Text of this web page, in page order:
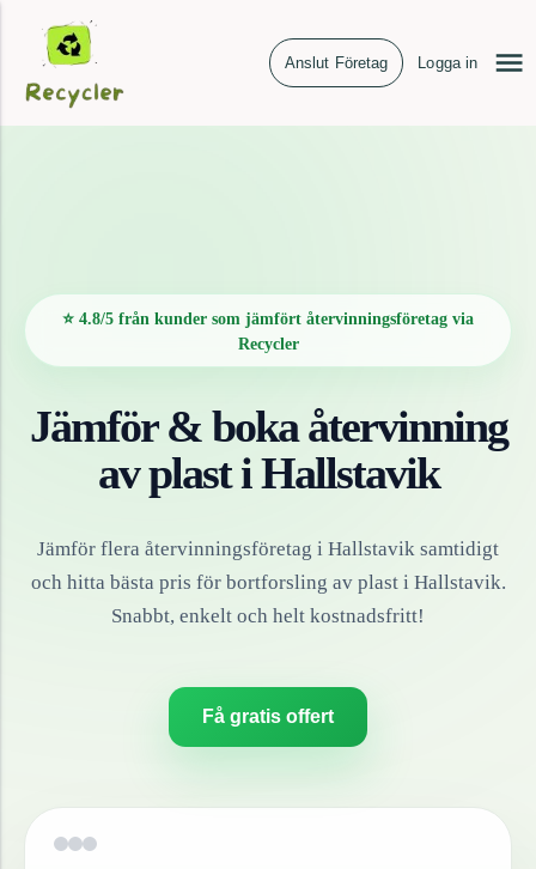
Anslut Företag Logga in
⭐ 4.8/5 från kunder som jämfört återvinningsföretag via
Recycler
Jämför & boka återvinning
avplastiHallstavik
Jämför flera återvinningsföretag i Hallstavik samtidigt
och hitta bästa pris för bortforsling av plasti Hallstavik.
Snabbt, enkelt och helt kostnadsfritt!
Få gratis offert